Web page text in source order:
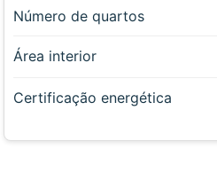
Número de quartos
Área interior
Certificação energética